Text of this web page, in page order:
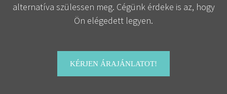
alternatíva szülessen meg. Cégünk érdeke is az, hogy
Ön elégedett legyen.
KÉRJEN ÁRAJÁNLATOT!